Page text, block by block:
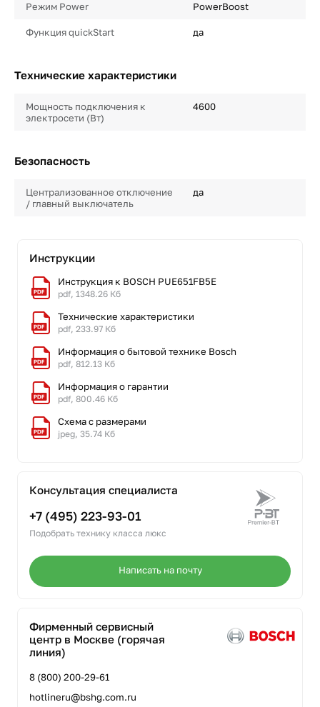
Режим Power PowerBoost
Функция quickStart да
Технические характеристики
Мощность подключения к
электросети (Вт)
4600
Безопасность
Централизованное отключение
/ главный выключатель
да
Инструкции
Инструкция к BOSCH PUE651FB5E
pdf, 1348.26 Кб
Технические характеристики
pdf, 233.97 Кб
Информация о бытовой технике Bosch
pdf, 812.13 Кб
Информация о гарантии
pdf, 800.46 Кб
Схема с размерами
jpeg, 35.74 Кб
Консультация специалиста
+7 (495) 223-93-01
Подобрать технику класса люкс
Написать на почту
Фирменный сервисный
центр в Москве (горячая
линия)
8 (800) 200-29-61
hotlineru@bshg.com.ru